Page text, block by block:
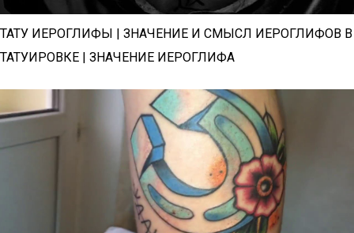
ТАТУ ИЕРОГЛИФЫ | ЗНАЧЕНИЕ И СМЫСЛ ИЕРОГЛИФОВ В
ТАТУИРОВКЕ | ЗНАЧЕНИЕ ИЕРОГЛИФА